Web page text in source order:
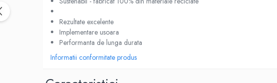
Dozatoare sapun lichid
Uscatoare de maini si par
Uscatoare de maini
Uscatoare de par
Rezultate excelente
Implementare usoara
Performanta de lunga durata
Informatii conformitate produs